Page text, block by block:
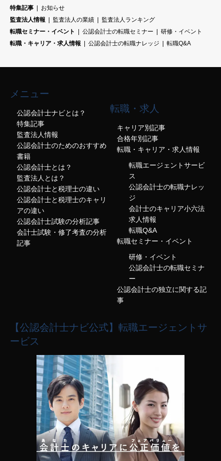
特集記事
お知らせ
監査法人情報
監査法人の業績
監査法人ランキング
転職セミナー・イベント
公認会計士の転職セミナー
研修・イベント
転職・キャリア・求人情報
公認会計士の転職ナレッジ 転職Q&A
メニュー
公認会計士ナビとは？
特集記事
監査法人情報
公認会計士のためのおすすめ
書籍
公認会計士とは？
監査法人とは？
公認会計士と税理士の違い
公認会計士と税理士のキャリ
アの違い
公認会計士試験の分析記事
会計士試験・修了考査の分析
記事
転職・求人
キャリア別記事
合格年別記事
転職・キャリア・求人情報
転職エージェントサービ
ス
公認会計士の転職ナレッ
ジ
会計士のキャリア小六法
求人情報
転職Q&A
転職セミナー・イベント
研修・イベント
公認会計士の転職セミナ
ー
公認会計士の独立に関する記
事
【公認会計士ナビ公式】転職エージェントサ
ービス